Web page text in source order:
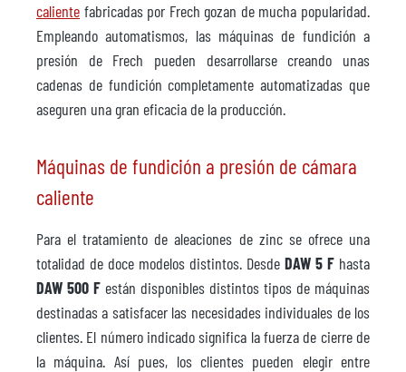
caliente fabricadas por Frech gozan de mucha popularidad.
Empleando automatismos, las máquinas de fundición a
presión de Frech pueden desarrollarse creando unas
cadenas de fundición completamente automatizadas que
aseguren una gran eficacia de la producción.
Máquinas de fundición a presión de cámara
caliente
Para el tratamiento de aleaciones de zinc se ofrece una
totalidad de doce modelos distintos. Desde DAW 5 F hasta
DAW 500 F están disponibles distintos tipos de máquinas
destinadas a satisfacer las necesidades individuales de los
clientes. El número indicado significa la fuerza de cierre de
la máquina. Así pues, los clientes pueden elegir entre